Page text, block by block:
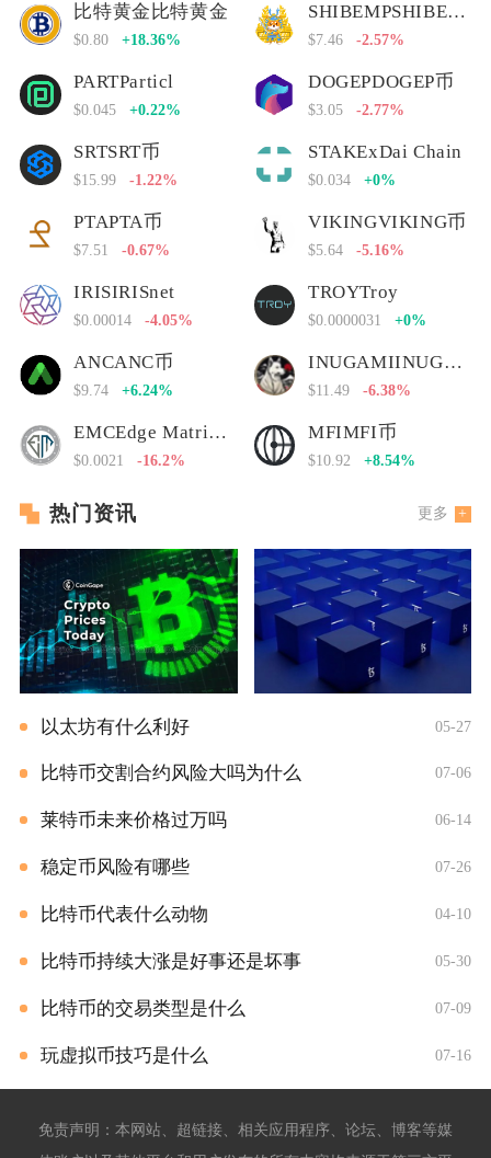
比特黄金比特黄金
$0.80 +18.36%
SHIBEMPSHIBEMP币
$7.46 -2.57%
PARTParticl
$0.045 +0.22%
DOGEPDOGEP币
$3.05 -2.77%
SRTSRT币
$15.99 -1.22%
STAKExDai Chain
$0.034 +0%
PTAPTA币
$7.51 -0.67%
VIKINGVIKING币
$5.64 -5.16%
IRISIRISnet
$0.00014 -4.05%
TROYTroy
$0.0000031 +0%
ANCANC币
$9.74 +6.24%
INUGAMIINUGAMI币
$11.49 -6.38%
EMCEdge Matrix Chain
$0.0021 -16.2%
MFIMFI币
$10.92 +8.54%
热门资讯 更多
以太坊有什么利好 05-27
比特币交割合约风险大吗为什么 07-06
莱特币未来价格过万吗 06-14
稳定币风险有哪些 07-26
比特币代表什么动物 04-10
比特币持续大涨是好事还是坏事 05-30
比特币的交易类型是什么 07-09
玩虚拟币技巧是什么 07-16
免责声明：本网站、超链接、相关应用程序、论坛、博客等媒